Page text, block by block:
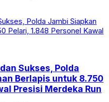
Sukses, Polda
Berlapis untuk 8.750
Presisi Merdeka Run